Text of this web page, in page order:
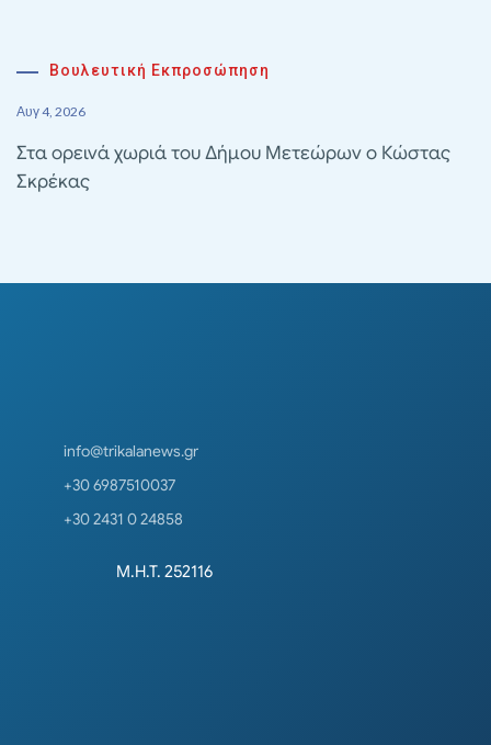
Βουλευτική Εκπροσώπηση
Αυγ 4, 2026
Στα ορεινά χωριά του Δήμου Μετεώρων ο Κώστας
Σκρέκας
info@trikalanews.gr
+30 6987510037
+30 2431 0 24858
Μ.Η.Τ. 252116